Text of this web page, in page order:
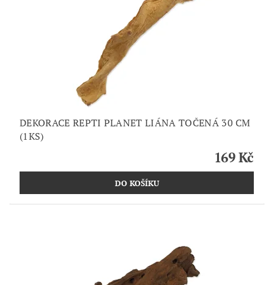
DEKORACE REPTI PLANET LIÁNA TOČENÁ 30 CM
(1KS)
169 Kč